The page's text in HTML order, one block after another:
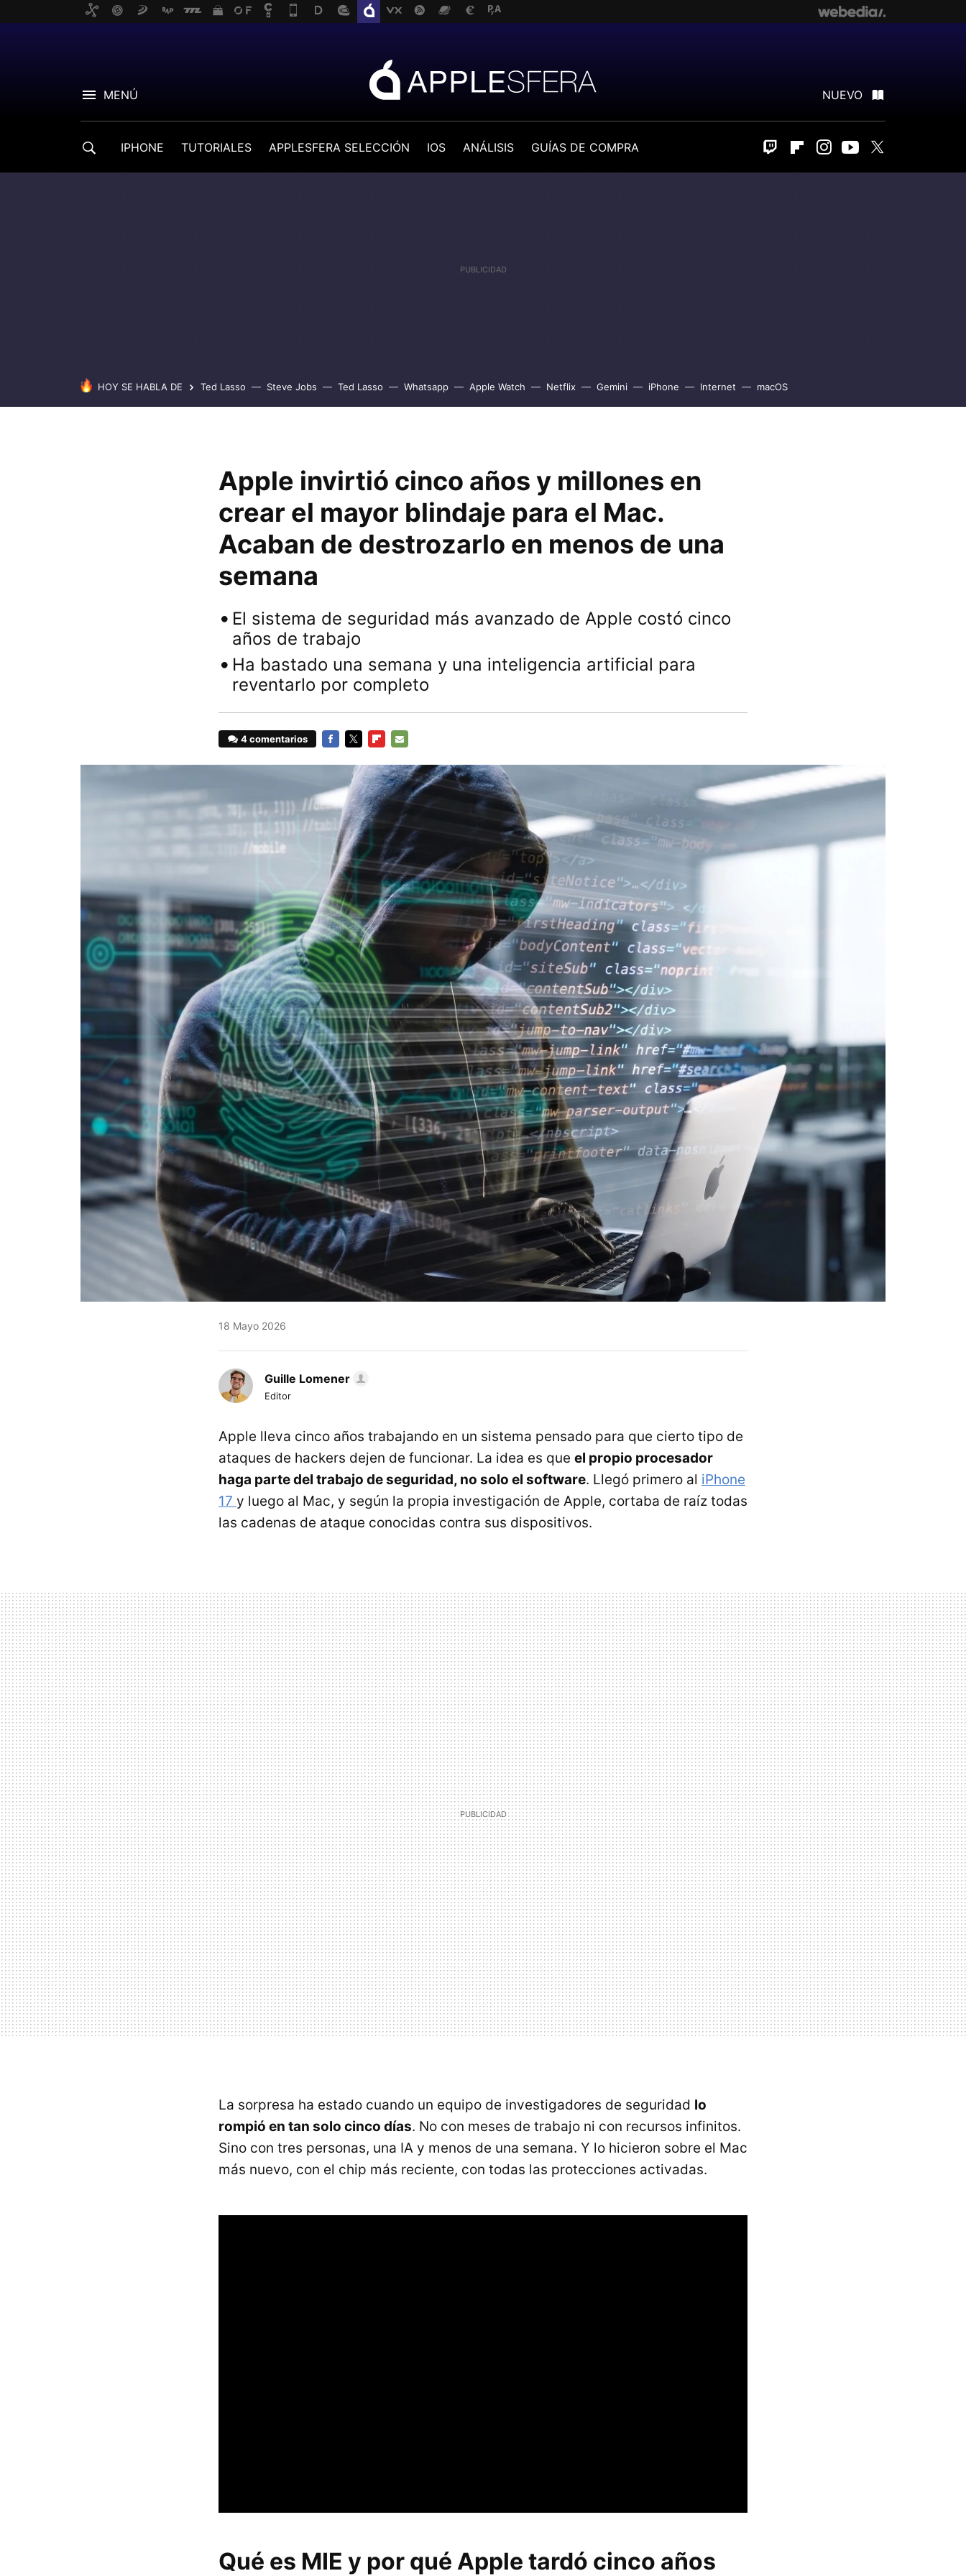
MENÚ NUEVO
IPHONE TUTORIALES APPLESFERA SELECCIÓN IOS ANÁLISIS GUÍAS DE COMPRA Twitch FlipboardInstagram
Youtube
HOY SE HABLA DE Ted Lasso Steve Jobs Ted Lasso Whatsapp Apple Watch Netflix Gemini iPhone Internet macOS
Apple invirtió cinco años y millones en
crear el mayor blindaje para el Mac.
Acaban de destrozarlo en menos de una
semana
El sistema de seguridad más avanzado de Apple costó cinco
años de trabajo
Ha bastado una semana y una inteligencia artificial para
reventarlo por completo
4 comentarios
MAIL
18 Mayo 2026
Guille Lomener
Editor
Apple lleva cinco años trabajando en un sistema pensado para que cierto tipo de
ataques de hackers dejen de funcionar. La idea es que el propio procesador
haga parte del trabajo de seguridad, no solo el software. Llegó primero al iPhone
17 y luego al Mac, y según la propia investigación de Apple, cortaba de raíz todas
las cadenas de ataque conocidas contra sus dispositivos.
La sorpresa ha estado cuando un equipo de investigadores de seguridad lo
rompió en tan solo cinco días. No con meses de trabajo ni con recursos infinitos.
Sino con tres personas, una IA y menos de una semana. Y lo hicieron sobre el Mac
más nuevo, con el chip más reciente, con todas las protecciones activadas.
Qué es MIE y por qué Apple tardó cinco años